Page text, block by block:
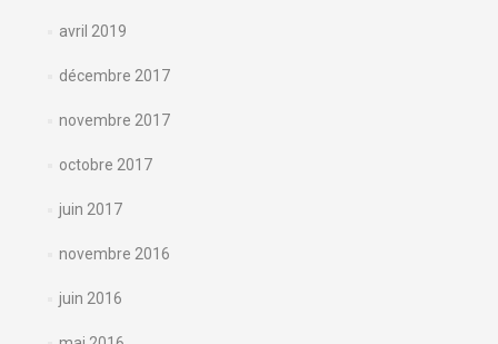
avril 2019
décembre 2017
novembre 2017
octobre 2017
juin 2017
novembre 2016
juin 2016